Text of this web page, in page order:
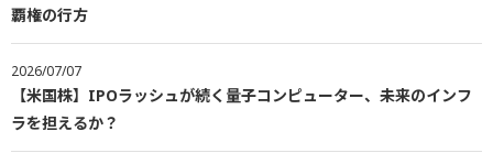
覇権の行方
2026/07/07
【米国株】IPOラッシュが続く量子コンピューター、未来のインフ
ラを担えるか？